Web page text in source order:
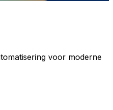
voor moderne